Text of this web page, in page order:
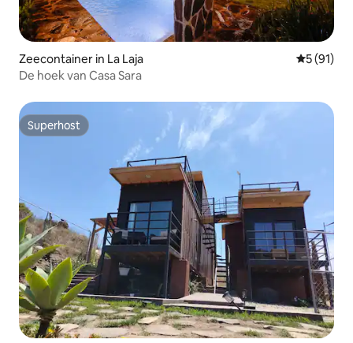
Zeecontainer in La Laja
5 (91)
De hoek van Casa Sara
Superhost
Superhost